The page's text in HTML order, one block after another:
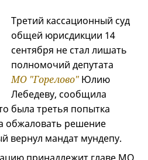
Третий кассационный суд
общей юрисдикции 14
сентября не стал лишать
полномочий депутата
МО "Горелово"Юлию
Лебедеву, сообщила
была третья попытка
обжаловать решение
вернул мандат мундепу.